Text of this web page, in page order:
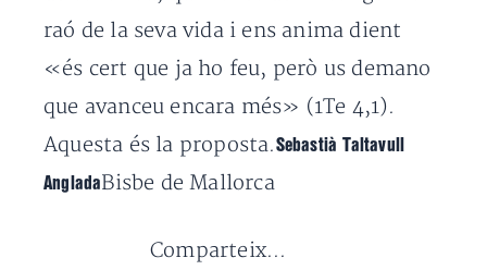
raó de la seva vida i ens anima dient
«és cert que ja ho feu, però us demano
que avanceu encara més» (1Te 4,1).
Aquesta és la proposta. Sebastià Taltavull
AngladaBisbe de Mallorca
Comparteix...